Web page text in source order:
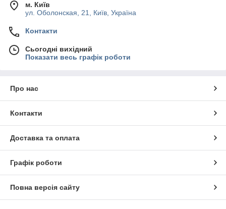
м. Київ
ул. Оболонская, 21, Київ, Україна
Контакти
Сьогодні вихідний
Показати весь графік роботи
Про нас
Контакти
Доставка та оплата
Графік роботи
Повна версія сайту